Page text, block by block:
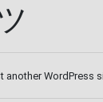
another WordPress